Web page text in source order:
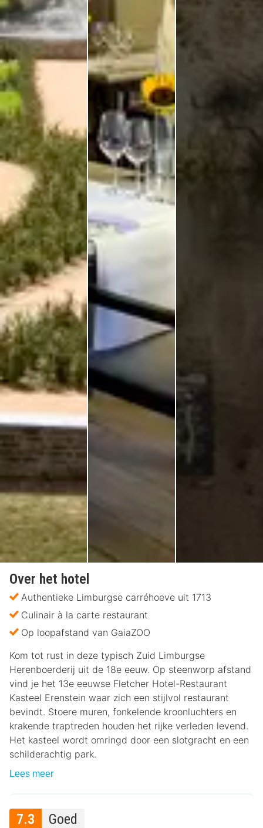
Over het hotel
Authentieke Limburgse carréhoeve uit 1713
Culinair à la carte restaurant
Op loopafstand van GaiaZOO
Kom tot rust in deze typisch Zuid Limburgse
Herenboerderij uit de 18e eeuw. Op steenworp afstand
vind je het 13e eeuwse Fletcher Hotel-Restaurant
Kasteel Erenstein waar zich een stijlvol restaurant
bevindt. Stoere muren, fonkelende kroonluchters en
krakende traptreden houden het rijke verleden levend.
Het kasteel wordt omringd door een slotgracht en een
schilderachtig park.
Lees meer
7.3 Goed